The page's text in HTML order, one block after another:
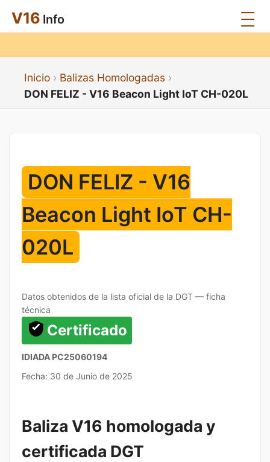
V16 Info
Inicio
Balizas Homologadas
DON FELIZ - V16 Beacon Light IoT CH-020L
DON FELIZ - V16
Beacon Light IoT CH-
020L
Datos obtenidos de la lista oficial de la DGT — ficha
técnica
Certificado
IDIADA PC25060194
Fecha: 30 de Junio de 2025
Baliza V16 homologada y
certificada DGT